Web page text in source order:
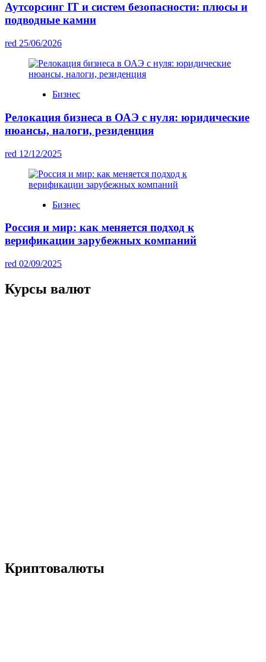
Аутсорсинг IT и систем безопасности: плюсы и
подводные камни
red 25/06/2026
Бизнес
Релокация бизнеса в ОАЭ с нуля: юридические
нюансы, налоги, резиденция
red 12/12/2025
Бизнес
Россия и мир: как меняется подход к
верификации зарубежных компаний
red 02/09/2025
Курсы валют
Криптовалюты